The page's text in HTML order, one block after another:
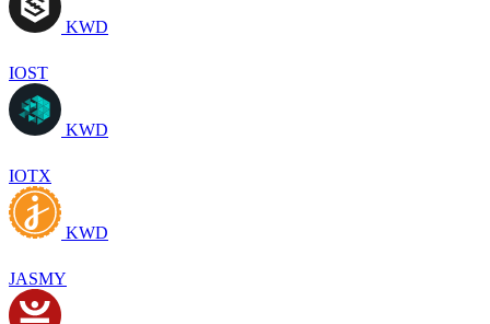
KWD
IOST
KWD
IOTX
KWD
JASMY